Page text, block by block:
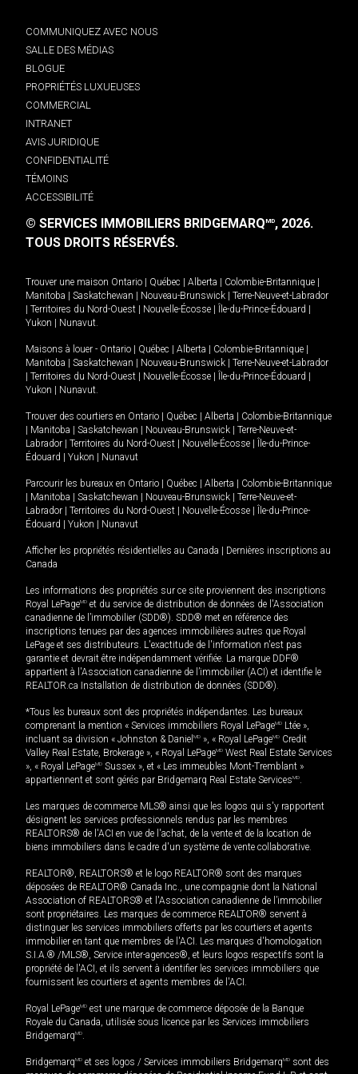
COMMUNIQUEZ AVEC NOUS
SALLE DES MÉDIAS
BLOGUE
PROPRIÉTÉS LUXUEUSES
COMMERCIAL
INTRANET
AVIS JURIDIQUE
CONFIDENTIALITÉ
TÉMOINS
ACCESSIBILITÉ
© SERVICES IMMOBILIERS BRIDGEMARQMD, 2026.
TOUS DROITS RÉSERVÉS.
Trouver une maison Ontario Québec Alberta Colombie-Britannique
Manitoba
Saskatchewan Nouveau-Brunswick
Terre-Neuve-et-Labrador
Territoires du Nord-Ouest Nouvelle-Écosse Île-du-Prince-Édouard
Yukon
Nunavut.
Maisons à louer - Ontario Québec Alberta Colombie-Britannique
Manitoba
Saskatchewan Nouveau-Brunswick
Terre-Neuve-et-Labrador
Territoires du Nord-Ouest Nouvelle-Écosse Île-du-Prince-Édouard
Yukon
Nunavut.
Trouver des courtiers en Ontario Québec Alberta
Colombie-Britannique
Manitoba Saskatchewan Nouveau-Brunswick
Terre-Neuve-et-
Labrador
Territoires du Nord-Ouest Nouvelle-Écosse
Île-du-Prince-
Édouard
Yukon Nunavut
Parcourir les bureaux en Ontario Québec Alberta
Colombie-Britannique
Manitoba Saskatchewan Nouveau-Brunswick
Terre-Neuve-et-
Labrador
Territoires du Nord-Ouest Nouvelle-Écosse
Île-du-Prince-
Édouard
Yukon Nunavut
Afficher les propriétés résidentielles au Canada
Dernières inscriptions au
Canada
Les informations des propriétés sur ce site proviennent des inscriptions
Royal LePageMD et du service de distribution de données de l'Association
canadienne de l’immobilier (SDD®). SDD® met en référence des
inscriptions tenues par des agences immobilières autres que Royal
LePage et ses distributeurs. L'exactitude de l'information n'est pas
garantie et devrait être indépendamment vérifiée. La marque DDF®
appartient à l'Association canadienne de l’immobilier (ACI) et identifie le
REALTOR.ca Installation de distribution de données (SDD®).
*Tous les bureaux sont des propriétés indépendantes. Les bureaux
comprenant la mention « Services immobiliers Royal LePageMD Ltée »,
incluant sa division « Johnston & Daniel MD », « Royal LePageMD Credit
Valley Real Estate, Brokerage », « Royal LePageMD West Real Estate Services
», « Royal LePageMD Sussex », et « Les immeubles Mont-Tremblant »
appartiennent et sont gérés par Bridgemarq Real Estate ServicesMD.
Les marques de commerce MLS® ainsi que les logos qui s'y rapportent
désignent les services professionnels rendus par les membres
REALTORS® de l'ACI en vue de l'achat, de la vente et de la location de
biens immobiliers dans le cadre d'un système de vente collaborative.
REALTOR®, REALTORS® et le logo REALTOR® sont des marques
déposées de REALTOR® Canada Inc., une compagnie dont la National
Association of REALTORS® et l'Association canadienne de l’immobilier
sont propriétaires. Les marques de commerce REALTOR® servent à
distinguer les services immobiliers offerts par les courtiers et agents
immobilier en tant que membres de l'ACI. Les marques d'homologation
S.I.A.® /MLS®, Service inter-agences®, et leurs logos respectifs sont la
propriété de l'ACI, et ils servent à identifier les services immobiliers que
fournissent les courtiers et agents membres de l'ACI.
Royal LePageMD est une marque de commerce déposée de la Banque
Royale du Canada, utilisée sous licence par les Services immobiliers
BridgemarqMD.
BridgemarqMD et ses logos / Services immobiliers BridgemarqMD sont des